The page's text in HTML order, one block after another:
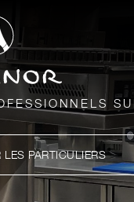
LES PARTICULIERS